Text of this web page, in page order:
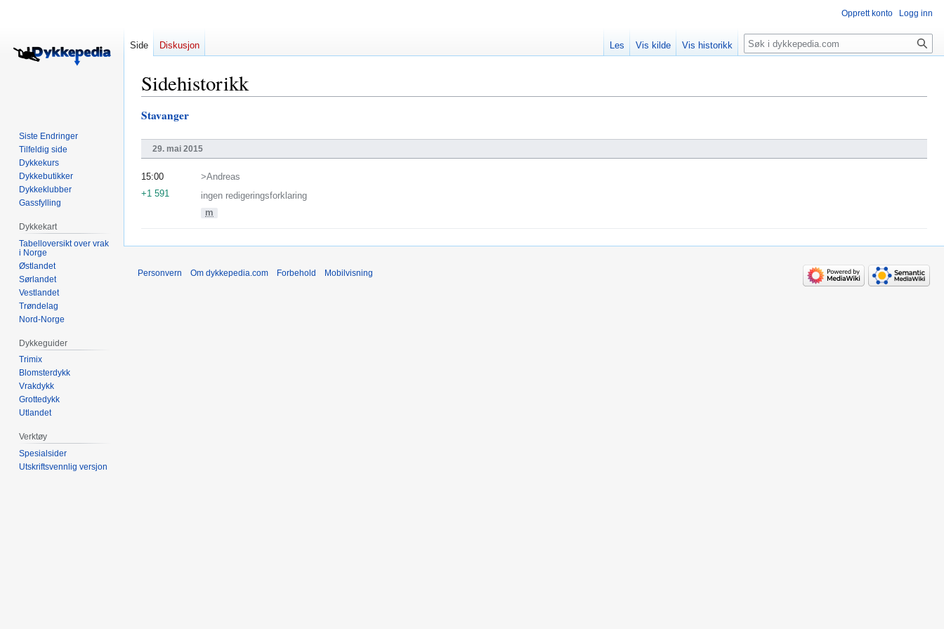
Sidehistorikk
Hopp
navigering
Hopp
søk
Stavanger
29. mai 2015
>Andreas
ingen redigeringsforklaring
m
15:00
+1 591
Opprett konto Logg inn
Side Diskusjon Les Vis kilde Vis historikk Søk
Siste Endringer
Tilfeldig side
Dykkekurs
Dykkebutikker
Dykkeklubber
Gassfylling
Dykkekart
Tabelloversikt over vrak
i Norge
Østlandet
Sørlandet
Vestlandet
Trøndelag
Nord-Norge
Dykkeguider
Trimix
Blomsterdykk
Vrakdykk
Grottedykk
Utlandet
Verktøy
Spesialsider
Utskriftsvennlig versjon
Personvern Om dykkepedia.com Forbehold Mobilvisning